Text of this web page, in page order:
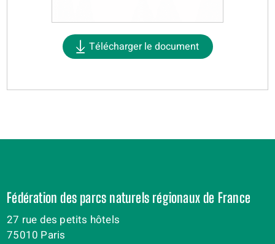
Télécharger le document
Fédération des parcs naturels régionaux de France
27 rue des petits hôtels
75010 Paris